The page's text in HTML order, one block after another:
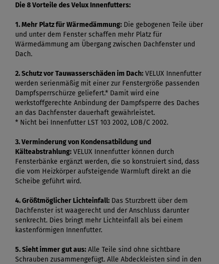
Die 8 Vorteile des Velux Innenfutters:
1. Mehr Platz für Wärmedämmung: Die gebogenen Teile über
und unter dem Fenster schaffen mehr Platz für
Wärmedämmung am Übergang zwischen Dachfenster und
Dach.
2. Schutz vor Tauwasserschäden im Dach: VELUX Innenfutter
werden serienmäßig mit einer zur Fenstergröße passenden
Dampfsperrschürze geliefert.* Damit wird eine
werkstoffgerechte Anbindung der Dampfsperre des Daches
an das Dachfenster dauerhaft gewährleistet.
* Nicht bei Innenfutter LST 103 2002, LOB/C 2002.
3. Verminderung von Kondensatbildung und
Kälteabstrahlung: VELUX Innenfutter können durch
Fensterbänke ergänzt werden, die so konstruiert sind, dass
die vom Heizkörper aufsteigende Warmluft direkt an die
Scheibe geführt wird.
4. Größtmöglicher Lichteinfall: Das Sturzbrett über dem
Dachfenster ist waagerecht und der Anschluss darunter
senkrecht. Dies bringt mehr Lichteinfall als bei einem
kastenförmigen Innenfutter.
5. Sieht immer gut aus: Alle Teile sind ohne sichtbare
Schrauben zusammengefügt. Alle Abdeckleisten sind in den